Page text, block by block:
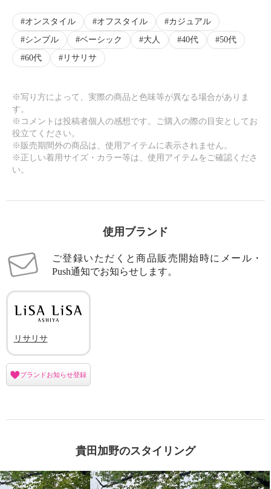
オンスタイル オフスタイル
カジュアル
シンプル
ベーシック 大人 40代
50代
60代
リサリサ
※写り方によって、実際の商品と色味等が異なる場合がありま
す。
※コメントは投稿者個人の感想です。ご購入の際の目安としてお
役立てください。
※販売期間外の商品は、使用アイテムに表示されません。
※正しい着用サイズ・カラー等は、使用アイテムをご確認くださ
い。
使用ブランド
ご登録いただくと商品販売開始時にメール・
Push通知でお知らせします。
リサリサ
ブランドお知らせ登録
貴田加野のスタイリング